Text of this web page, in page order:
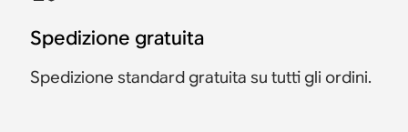
Risparmia CHF 210
CHF 1477 CHF 1557
CHF 2786
CHF 3096
Risparmia CHF 310
CHF 2426 CHF 2556
Risparmia CHF 160
CHF 1188
Spedizione gratuita
Spedizione standard gratuita su tutti gli ordini.